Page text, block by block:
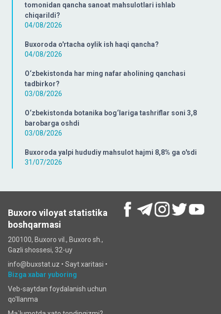
tomonidan qancha sanoat mahsulotlari ishlab
chiqarildi?
04/08/2026
Buxoroda o'rtacha oylik ish haqi qancha?
04/08/2026
O‘zbekistonda har ming nafar aholining qanchasi
tadbirkor?
03/08/2026
O‘zbekistonda botanika bog‘lariga tashriflar soni 3,8
barobarga oshdi
03/08/2026
Buxoroda yalpi hududiy mahsulot hajmi 8,8% ga o'sdi
31/07/2026
Buxoro viloyat statistika
boshqarmasi
200100, Buxoro vil., Buxoro sh.,
Gazli shossesi, 32-uy
info@buxstat.uz • Sayt xaritasi •
Bizga xabar yuboring
Veb-saytdan foydalanish uchun
qo'llanma